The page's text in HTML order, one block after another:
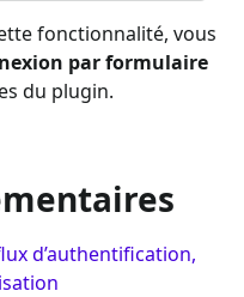
fonctionnalité, vous
par formulaire
du plugin.
d’authentification,